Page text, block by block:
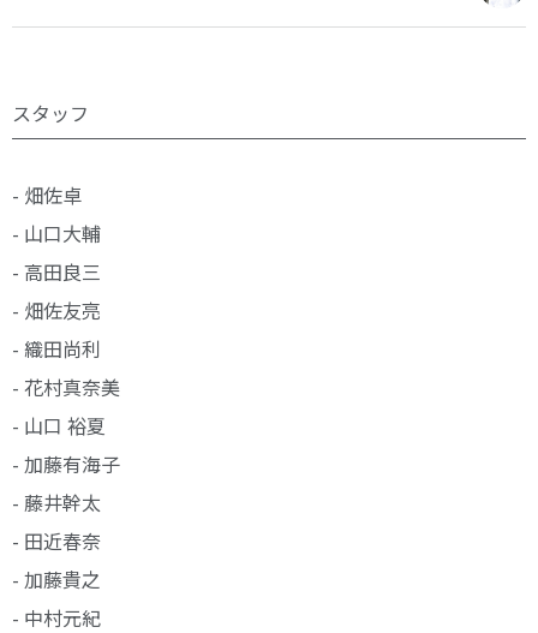
スタッフ
- 畑佐卓
- 山口大輔
- 高田良三
- 畑佐友亮
- 織田尚利
- 花村真奈美
- 山口 裕夏
- 加藤有海子
- 藤井幹太
- 田近春奈
- 加藤貴之
- 中村元紀